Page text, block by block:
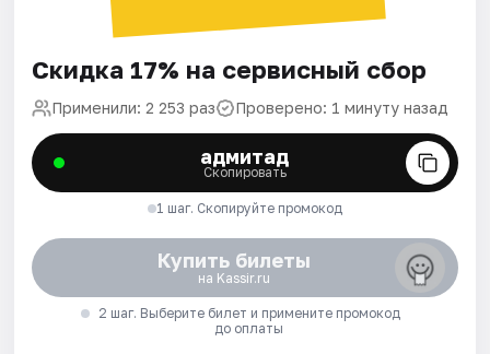
Скидка 17% на сервисный сбор
Применили: 2 253 раз Проверено: 1 минуту назад
адмитад
Скопировать
1 шаг. Скопируйте промокод
Купить билеты
на Kassir.ru
2 шаг. Выберите билет и примените промокод
до оплаты